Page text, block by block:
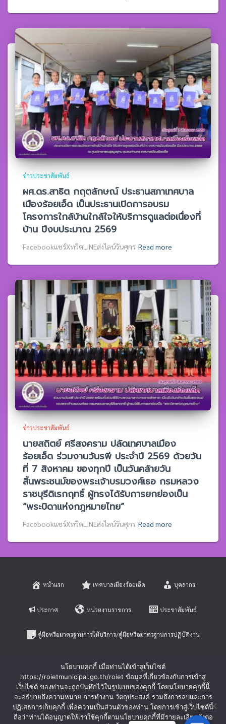
ข่าวประชาสัมพันธ์
ผศ.ดร.สาธิต กฤตลักษณ์ ประธานสภาเทศบาล
เมืองร้อยเอ็ด เป็นประธานเปิดการอบรม
โครงการใกล้บ้านใกล้ใจให้บริการดูแลต่อเนื่องที่
บ้าน ปีงบประมาณ 2569
Facebookแชร์XทวิตLINEส่งไลน์วันศุกร Read more
ข่าวประชาสัมพันธ์
นายสถิตย์ ศรีสงคราม ปลัดเทศบาลเมือง
ร้อยเอ็ด ร่วมงานวันรพี ประจำปี 2569 ด้วยวัน
ที่ 7 สิงหาคม ของทุกปี เป็นวันคล้ายวัน
สิ้นพระชนม์ของพระเจ้าบรมวงศ์เธอ กรมหลวง
ราชบุรีดิเรกฤทธิ์ ผู้ทรงได้รับการยกย่องเป็น
“พระบิดาแห่งกฎหมายไทย”
Facebookแชร์XทวิตLINEส่งไลน์วันศุกร Read more
หน้าแรก เทศบาลเมืองร้อยเอ็ด บุคลากร
ประกาศ หน่วยงานราชการ ประชาสัมพันธ์
คู่มือหรือมาตรฐานการให้บริการ/คู่มือหรือมาตรฐานการปฏิบัติงาน
หลักเกณฑ์การบริหารและพัฒนาทรัพยากรบุคคล
ร้องเรียนการทุจริตและประพฤติมิชอบ ร้องทุกข์-ร้องเรียน
นโยบายคุกกี้ เมื่อท่านได้เข้าสู่เว็บไซต์
https://roietmunicipal.go.th/roiet ข้อมูลที่เกี่ยวข้องกับการเข้าสู่
เว็บไซต์ ของท่านจะถูกบันทึกไว้ในรูปแบบของคุกกี้ โดยนโยบายคุกกี้นี้
จะอธิบายถึงความหมาย การทำงาน วัตถุประสงค์ รวมถึงการลบและการ
ปฏิเสธการเก็บคุกกี้ เพื่อความเป็นส่วนตัวของท่าน โดยการเข้าสู่เว็บไซต์นี้
ถือว่าท่านได้อนุญาตให้เราใช้คุกกี้ตามนโยบายคุกกี้ที่มีรายละเอียดดังต่อ